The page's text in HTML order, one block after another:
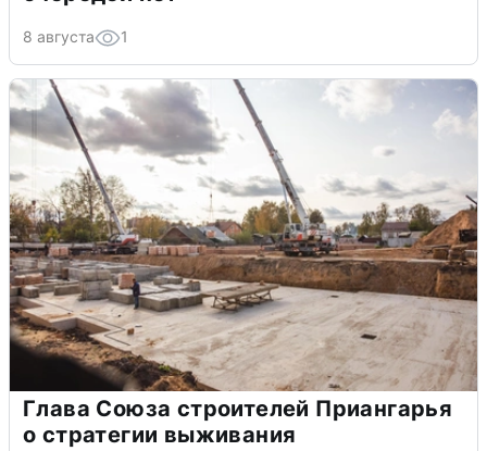
8 августа 1
Глава Союза строителей Приангарья
о стратегии выживания